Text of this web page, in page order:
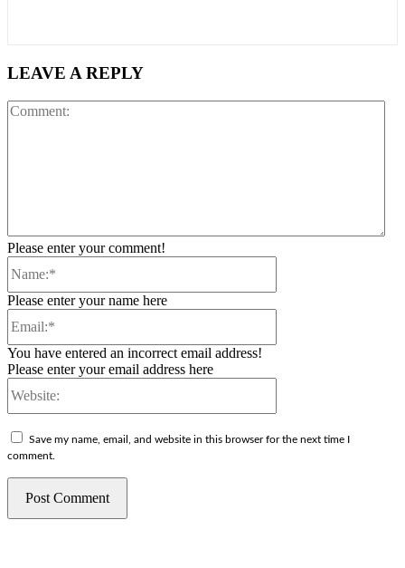
LEAVE A REPLY
Please enter your comment!
Please enter your name here
You have entered an incorrect email address!
Please enter your email address here
Save my name, email, and website in this browser for the next time I
comment.